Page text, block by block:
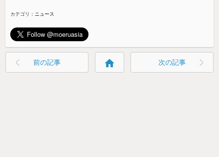
カテゴリ：ニュース
前の記事 home 次の記事